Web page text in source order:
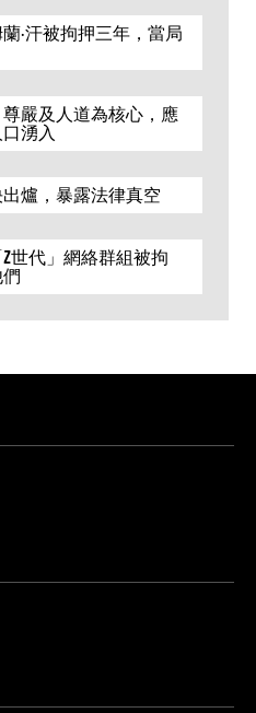
·汗被拘押三年，當局
嚴及人道為核心，應
湧入
爐，暴露法律真空
世代」網絡群組被拘